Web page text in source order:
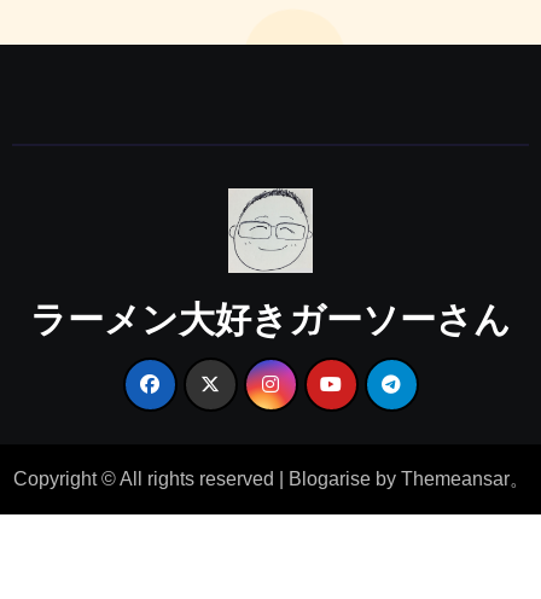
ラーメン大好きガーソーさん
Copyright © All rights reserved Blogariseby Themeansar。